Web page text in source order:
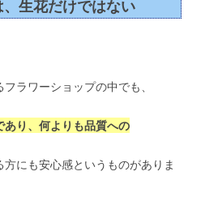
生花だけではない
ラワーショップの中でも、
り、何よりも品質への
方にも安心感というものがありま